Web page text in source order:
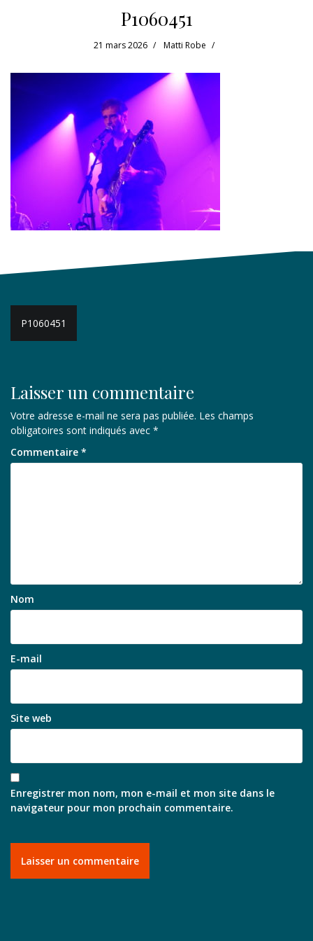
P1060451
21 mars 2026 Matti Robe
Navigation
de
P1060451
Laisser un commentaire
Votre adresse e-mail ne sera pas publiée. Les champs
obligatoires sont indiqués avec *
Commentaire *
Nom
E-mail
Site web
Enregistrer mon nom, mon e-mail et mon site dans le
navigateur pour mon prochain commentaire.